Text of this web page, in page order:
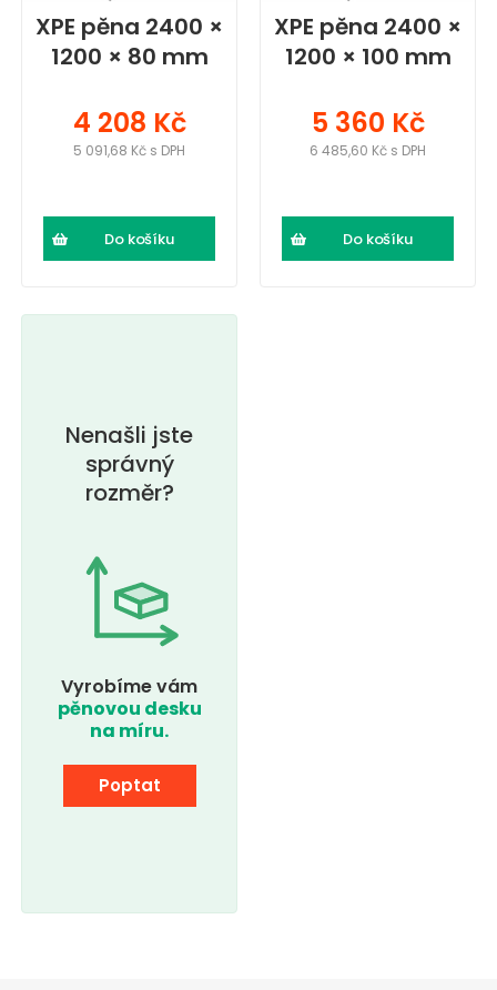
XPE pěna 2400 ×
1200 × 80 mm
4 208 Kč
5 091,68 Kč s DPH
Do košíku
XPE pěna 2400 ×
1200 × 100 mm
5 360 Kč
6 485,60 Kč s DPH
Do košíku
Nenašli jste
správný
rozměr?
Vyrobíme vám
pěnovou desku
na míru.
Poptat